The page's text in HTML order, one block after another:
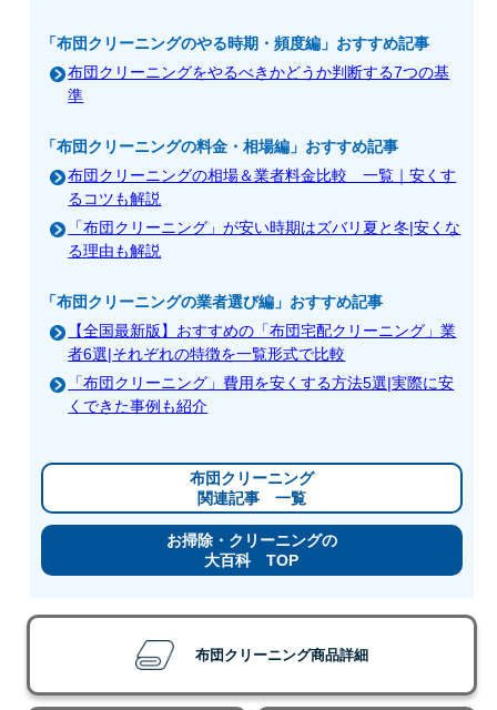
「布団クリーニングのやる時期・頻度編」おすすめ記事
布団クリーニングをやるべきかどうか判断する7つの基
準
「布団クリーニングの料金・相場編」おすすめ記事
布団クリーニングの相場＆業者料金比較 一覧｜安くす
るコツも解説
「布団クリーニング」が安い時期はズバリ夏と冬|安くな
る理由も解説
「布団クリーニングの業者選び編」おすすめ記事
【全国最新版】おすすめの「布団宅配クリーニング」業
者6選|それぞれの特徴を一覧形式で比較
「布団クリーニング」費用を安くする方法5選|実際に安
くできた事例も紹介
布団クリーニング
関連記事 一覧
お掃除・クリーニングの
大百科 TOP
布団クリーニング商品詳細